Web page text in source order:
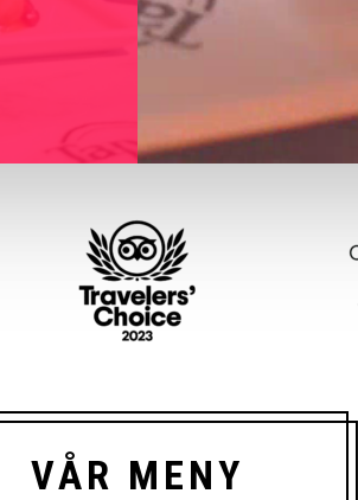
VÅR MENY